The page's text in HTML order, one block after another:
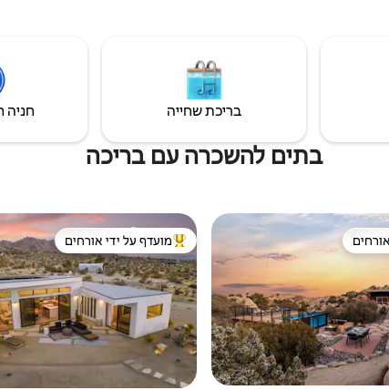
מהג'קוזי שלנו בלילה.
פיזיקאים נודיסטים - כן, באמת.
בריכת שחייה חניה
בתים להשכרה עם בריכה
מוביל בקרב נכסים מועדפים על ידי
מועדף על ידי אורחים